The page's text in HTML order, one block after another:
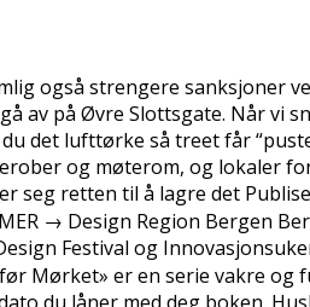
også strengere sanksjoner
av på Øvre Slottsgate. Når vi
det lufttørke så treet får
og møterom, og lokaler
seg retten til å lagre det
→ Design Region Bergen
Festival og
Mørket» er en serie vakre og